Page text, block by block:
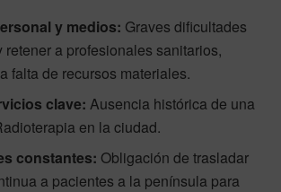
y medios: Graves dificultades
retener a profesionales sanitarios,
falta de recursos materiales.
clave: Ausencia histórica de una
en la ciudad.
constantes: Obligación de trasladar
a pacientes a la península para